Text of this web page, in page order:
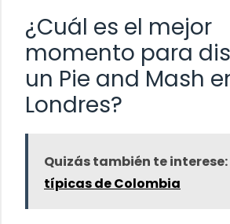
¿Cuál es el mejor
momento para
un Pie and Mash
Londres?
Quizás también te interese:
típicas de Colombia